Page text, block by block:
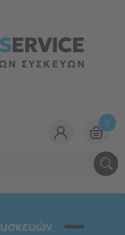
SERVICE
ΣΥΣΚΕΥΩΝ
0